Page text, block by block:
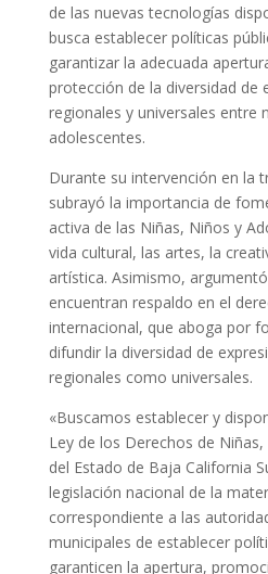
de las nuevas tecnologías
busca establecer políticas
garantizar la adecuada
protección de la diversidad de
regionales y universales entre
adolescentes.
Durante su intervención en la
subrayó la importancia de
activa de las Niñas, Niños y
vida cultural, las artes, la
artística. Asimismo,
encuentran respaldo en el
internacional, que aboga por
difundir la diversidad de
regionales como universales.
«Buscamos establecer y
Ley de los Derechos de
del Estado de Baja California
legislación nacional de la
correspondiente a las
municipales de establecer
garanticen la apertura,